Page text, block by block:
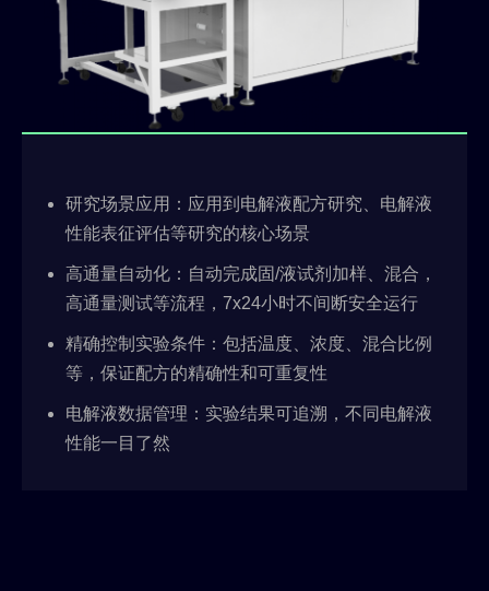
研究场景应用：应用到电解液配方研究、电解液
性能表征评估等研究的核心场景
高通量自动化：自动完成固/液试剂加样、混合，
高通量测试等流程，7x24小时不间断安全运行
精确控制实验条件：包括温度、浓度、混合比例
等，保证配方的精确性和可重复性
电解液数据管理：实验结果可追溯，不同电解液
性能一目了然